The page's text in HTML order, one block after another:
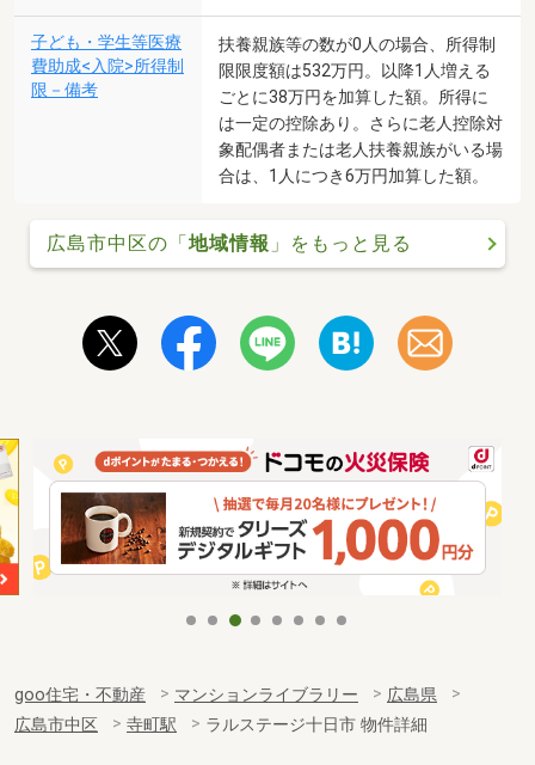
子ども・学生等医療
費助成<入院>所得制
限－備考
扶養親族等の数が0人の場合、所得制
限限度額は532万円。以降1人増える
ごとに38万円を加算した額。所得に
は一定の控除あり。さらに老人控除対
象配偶者または老人扶養親族がいる場
合は、1人につき6万円加算した額。
広島市中区の「地域情報 」をもっと見る
goo住宅・不動産 マンションライブラリー
広島県
広島市中区
寺町駅 ラルステージ十日市 物件詳細